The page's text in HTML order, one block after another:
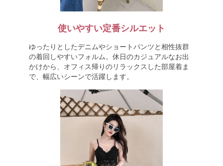
使いやすい定番シルエット
ゆったりとしたデニムやショートパンツと相性抜群
の着回しやすいフォルム。休日のカジュアルなお出
かけから、オフィス帰りのリラックスした部屋着ま
で、幅広いシーンで活躍します。